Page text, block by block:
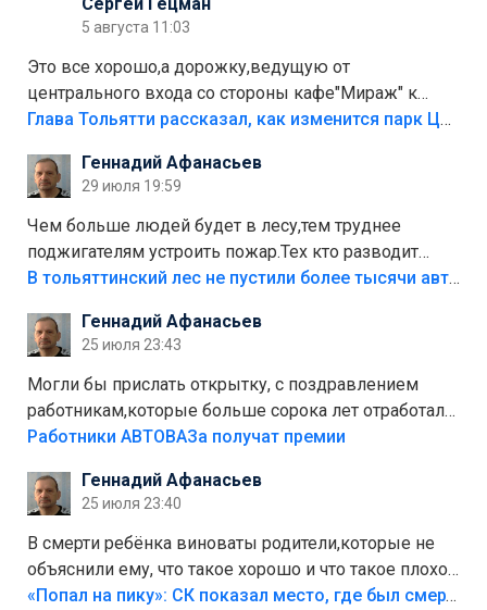
5 августа 11:03
Это все хорошо,а дорожку,ведущую от
центрального входа со стороны кафе"Мираж" к
аттракционам слабо доделать?А то бордюры
лежала в парке и испортилась.Да еще,видимо,часть
украли.
Глава Тольятти рассказал, как изменится парк Центрального района
Геннадий Афанасьев
29 июля 19:59
Чем больше людей будет в лесу,тем труднее
поджигателям устроить пожар.Тех кто разводит
костры,тех надо безбожно штрафовать.Камер полно
Штрафы мизерные.
В тольяттинский лес не пустили более тысячи автомобилей
Геннадий Афанасьев
25 июля 23:43
Могли бы прислать открытку, с поздравлением
работникам,которые больше сорока лет отработали
на предприятии.
Работники АВТОВАЗа получат премии
Геннадий Афанасьев
25 июля 23:40
В смерти ребёнка виноваты родители,которые не
объяснили ему, что такое хорошо и что такое плохо!
Лезть через такой забор,верх безумия,есть же
«Попал на пику»: СК показал место, где был смертельно травмирован ребенок в Тольятти